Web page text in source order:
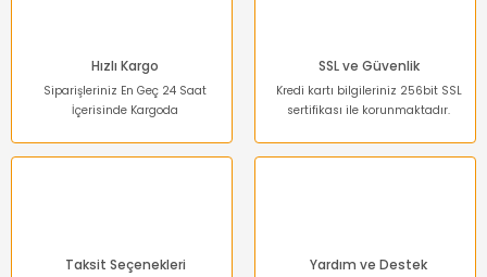
Hızlı Kargo
Siparişleriniz En Geç 24 Saat
İçerisinde Kargoda
SSL ve Güvenlik
Kredi kartı bilgileriniz 256bit SSL
sertifikası ile korunmaktadır.
Taksit Seçenekleri Yardım ve Destek